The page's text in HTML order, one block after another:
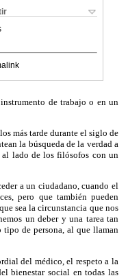
de trabajo o en un
más tarde durante el siglo de
la búsqueda de la verdad a
al lado de los filósofos con un
a un ciudadano, cuando el
pero que también pueden
sea la circunstancia que nos
un deber y una tarea tan
de persona, al que llaman
del médico, el respeto a la
bienestar social en todas las